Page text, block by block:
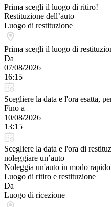
Prima scegli il luogo di ritiro!
Restituzione dell’auto
Luogo di restituzione
Prima scegli il luogo di
Da
07/08/2026
16:15
Scegliere la data e l'ora esatta,
Fino a
10/08/2026
13:15
Scegliere la data e l'ora di
noleggiare un’auto
Noleggia un'auto in modo
Luogo di ritiro e restituzione
Da
Luogo di ricezione